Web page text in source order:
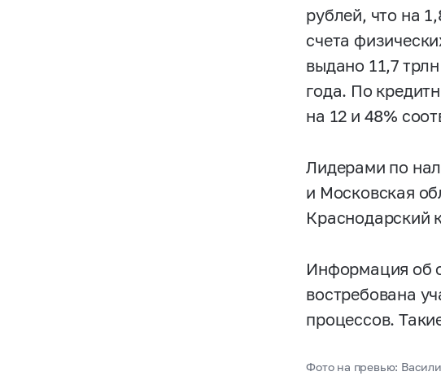
рублей, что на
счета
выдано 11,7
года. По
на 12 и 48%
Лидерами по
и Московская
Краснодарский
Информация об
востребована
процессов.
Фото на превью: